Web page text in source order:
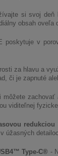
si svoj deň
obsah oveľa
poskytuje v
za hlavu a
či je zapnuté
zachovať
viditeľnej
úžasných
Type-C® -